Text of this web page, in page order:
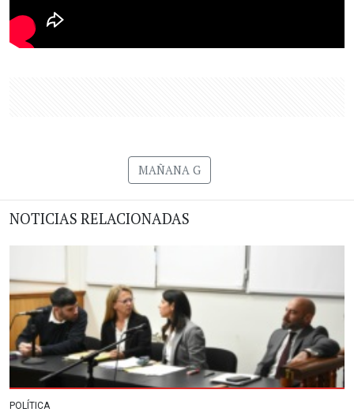
MAÑANA G
NOTICIAS RELACIONADAS
POLÍTICA